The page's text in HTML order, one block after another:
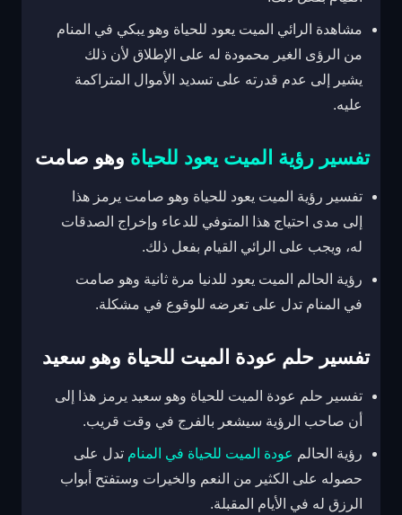
مشاهدة الرائي الميت يعود للحياة وهو يبكي في المنام
من الرؤى الغير محمودة له على الإطلاق لأن ذلك
يشير إلى عدم قدرته على تسديد الأموال المتراكمة
عليه.
تفسير رؤية الميت يعود للحياة وهو صامت
تفسير رؤية الميت يعود للحياة وهو صامت يرمز هذا
إلى مدى احتياج هذا المتوفي للدعاء وإخراج الصدقات
له، ويجب على الرائي القيام بفعل ذلك.
رؤية الحالم الميت يعود للدنيا مرة ثانية وهو صامت
في المنام تدل على تعرضه للوقوع في مشكلة.
تفسير حلم عودة الميت للحياة وهو سعيد
تفسير حلم عودة الميت للحياة وهو سعيد يرمز هذا إلى
أن صاحب الرؤية سيشعر بالفرج في وقت قريب.
رؤية الحالم عودة الميت للحياة في المنام تدل على
حصوله على الكثير من النعم والخيرات وستفتح أبواب
الرزق له في الأيام المقبلة.